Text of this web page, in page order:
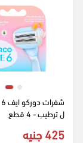
ل ترطيب - 4 قطع
425 جنيه